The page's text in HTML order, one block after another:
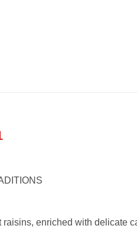
raisins, enriched with delicate